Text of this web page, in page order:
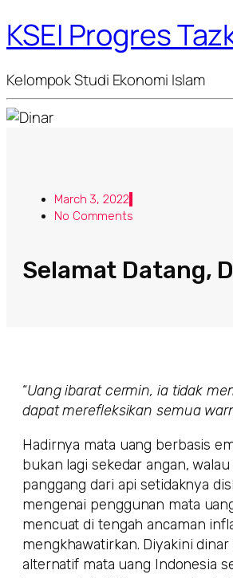
KSEI Progres
Kelompok Studi Ekonomi Islam
March 3, 2022
No Comments
Selamat Datang,
“Uang ibarat cermin, ia tidak
dapat merefleksikan semua
Hadirnya mata uang berbasis
bukan lagi sekedar angan,
panggang dari api setidaknya
mengenai penggunan mata
mencuat di tengah ancaman
mengkhawatirkan. Diyakini
alternatif mata uang Indonesia